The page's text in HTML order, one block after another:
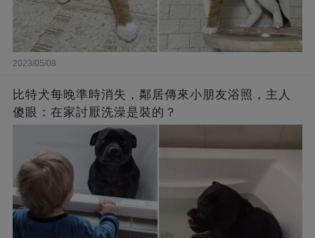
2023/05/08
比特犬每晚準時消失，鄰居傳來小朋友浴照，主人
傻眼：在家討厭洗澡是裝的？